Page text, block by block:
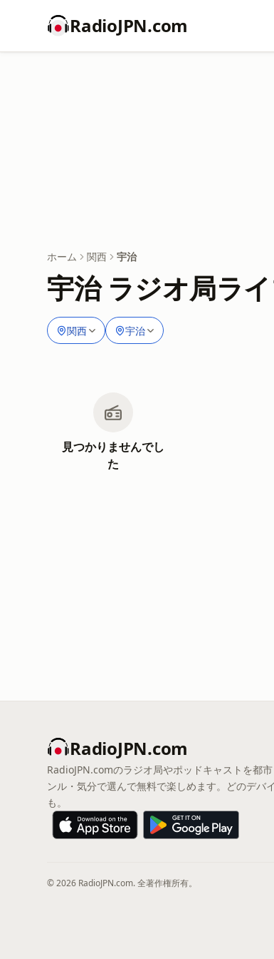
RadioJPN.com
ホーム 関西 宇治
宇治 ラジオ局ラ
関西 宇治
見つかりませんでし
た
RadioJPN.com
RadioJPN.comのラジオ局やポッドキャストを都
ンル・気分で選んで無料で楽しめます。どのデバ
も。
© 2026 RadioJPN.com. 全著作権所有。